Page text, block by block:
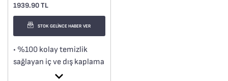
1939.90 TL
STOK GELİNCE HABER VER
• %100 kolay temizlik
sağlayan iç ve dış kaplama
• 100% güvenli yapışmaz